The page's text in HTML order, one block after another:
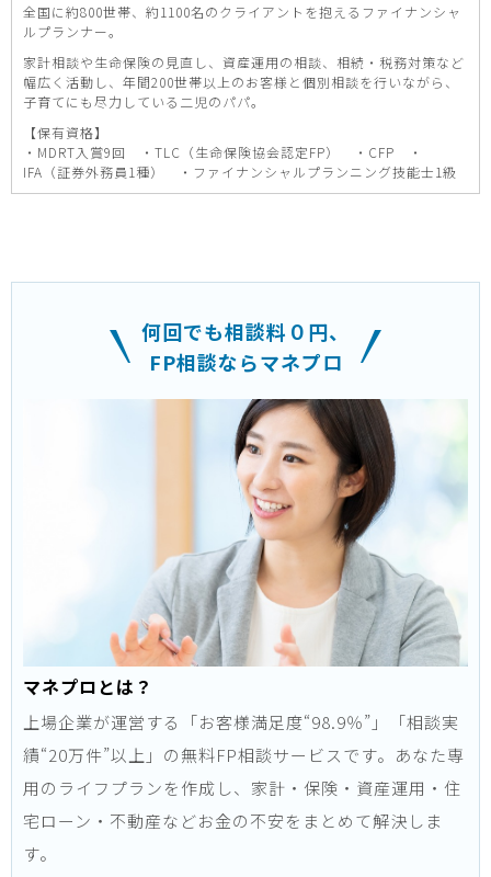
全国に約800世帯、約1100名のクライアントを抱えるファイナンシャ
ルプランナー。
家計相談や生命保険の見直し、資産運用の相談、相続・税務対策など
幅広く活動し、年間200世帯以上のお客様と個別相談を行いながら、
子育てにも尽力している二児のパパ。
【保有資格】
・MDRT入賞9回 ・TLC（生命保険協会認定FP） ・CFP ・
IFA（証券外務員1種） ・ファイナンシャルプランニング技能士1級
何回でも相談料０円、
FP相談ならマネプロ
マネプロとは？
上場企業が運営する「お客様満足度“98.9％”」「相談実
績“20万件”以上」の無料FP相談サービスです。あなた専
用のライフプランを作成し、家計・保険・資産運用・住
宅ローン・不動産などお金の不安をまとめて解決しま
す。